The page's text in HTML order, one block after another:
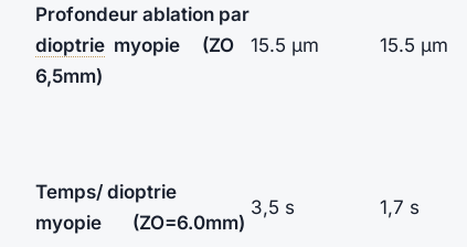
Profondeur ablation par
dioptrie myopie
(ZO
6,5mm)
15.5 µm 15.5 µm
Temps/ dioptrie
myopie (ZO=6.0mm)
3,5 s 1,7 s